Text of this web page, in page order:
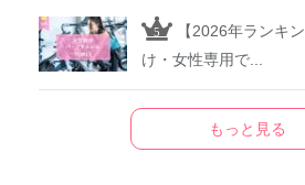
【2026年ランキ
け・女性専用で...
もっと見る